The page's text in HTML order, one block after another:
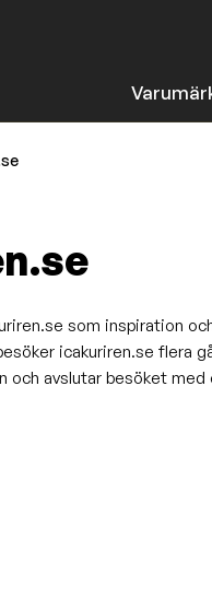
som inspiration
icakuriren.se flera
och avslutar besöket